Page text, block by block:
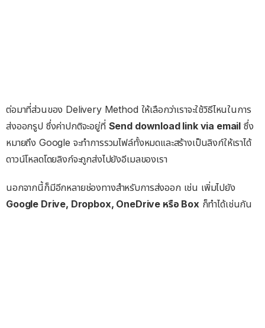
ต่อมาที่ส่วนของ Delivery Method ให้เลือกว่าเราจะใช้วิธีไหนในการ
ส่งออกรูป ซึ่งค่าปกติจะอยู่ที่ Send download link via email ซึ่ง
หมายถึง Google จะทำการรวมไฟล์ทั้งหมดและสร้างเป็นลิงก์ให้เราได้
ดาวน์โหลดโดยลิงก์จะถูกส่งไปยังอีเมลของเรา
นอกจากนี้ก็มีอีกหลายช่องทางสำหรับการส่งออก เช่น เพิ่มไปยัง
Google Drive, Dropbox, OneDrive หรือ Boxก็ทำได้เช่นกัน